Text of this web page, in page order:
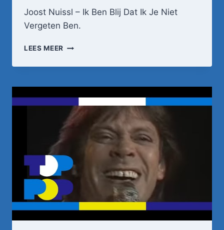
Joost Nuissl – Ik Ben Blij Dat Ik Je Niet
Vergeten Ben.
LEES MEER JOOST
–
BEN
BLIJ
DAT
IK
JE
NIET
BEN